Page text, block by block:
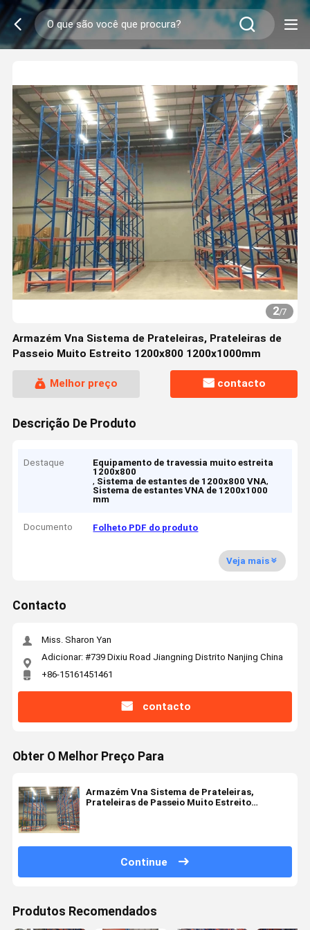
2/7
Armazém Vna Sistema de Prateleiras, Prateleiras de
Passeio Muito Estreito 1200x800 1200x1000mm
Melhor preço contacto
Descrição De Produto
Destaque
Equipamento de travessia muito estreita
1200x800
, Sistema de estantes de 1200x800 VNA,
Sistema de estantes VNA de 1200x1000
mm
Documento Folheto PDF do produto
Veja mais
Contacto
Miss. Sharon Yan
Adicionar: #739 Dixiu Road Jiangning Distrito Nanjing China
+86-15161451461
contacto
Obter O Melhor Preço Para
Armazém Vna Sistema de Prateleiras,
Prateleiras de Passeio Muito Estreito
Continue
Produtos Recomendados